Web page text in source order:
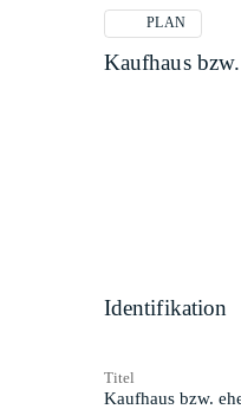
PLAN
Kaufhaus
Identifikation
Titel
Kaufhaus bzw.